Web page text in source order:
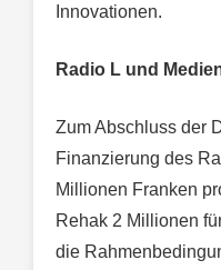
Innovationen.
Radio L und
Zum Abschluss der
Finanzierung des
Millionen Franken
Rehak 2 Millionen
die